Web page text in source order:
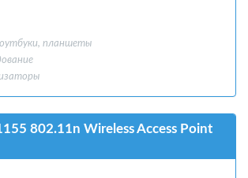
планшеты
802.11n Wireless Access Point